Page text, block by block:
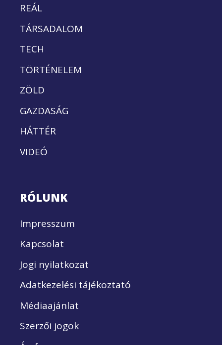
REÁL
TÁRSADALOM
TECH
TÖRTÉNELEM
ZÖLD
GAZDASÁG
HÁTTÉR
VIDEÓ
RÓLUNK
Impresszum
Kapcsolat
Jogi nyilatkozat
Adatkezelési tájékoztató
Médiaajánlat
Szerzői jogok